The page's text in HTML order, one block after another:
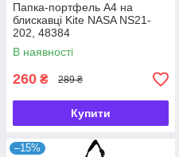
Папка-портфель А4 на
блискавці Kite NASA NS21-
202, 48384
В наявності
260 ₴ 289 ₴
Купити
–15%